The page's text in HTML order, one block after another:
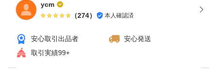
ycm
（274） 本人確認済
安心取引出品者
安心発送
取引実績99+